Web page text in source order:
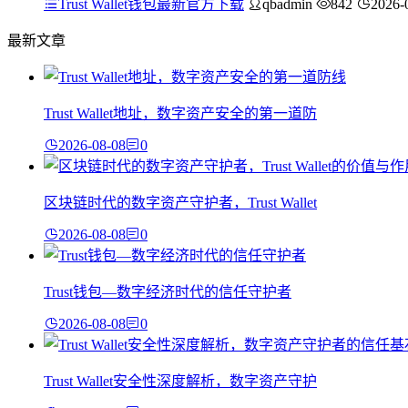
Trust Wallet钱包最新官方下载 qbadmin 842 2026-
最新文章
Trust Wallet地址，数字资产安全的第一道防
2026-08-08 0
区块链时代的数字资产守护者，Trust Wallet
2026-08-08 0
Trust钱包—数字经济时代的信任守护者
2026-08-08 0
Trust Wallet安全性深度解析，数字资产守护